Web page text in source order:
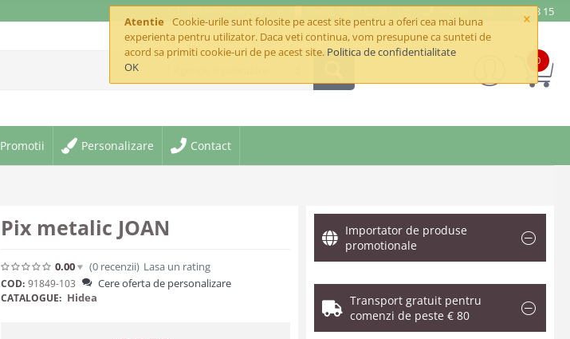
×
Atentie
Cookie-urile sunt folosite pe acest site pentru a oferi cea mai buna
experienta pentru utilizator. Daca veti continua, vom presupune ca sunteti de
acord sa primiti cookie-uri de pe acest site. Politica de confidentialitate
OK
office@betaimpex.ro Mobil: +40 722 287 335 Telefon: +40 21 320 03 15
0
Promotii Personalizare Contact
Pix metalic JOAN
0.00 (0 recenzii) Lasa un rating
COD: 91849-103 Cere oferta de personalizare
CATALOGUE: Hidea
Importator de produse
promotionale
Transport gratuit pentru
comenzi de peste € 80